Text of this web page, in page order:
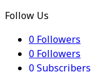
Follow Us
0Followers
0Followers
0Subscribers